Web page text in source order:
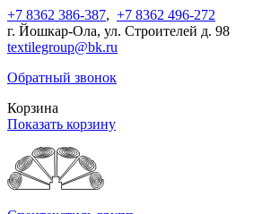
+7 8362 386-387, +7 8362 496-272
г. Йошкар-Ола, ул. Строителей д. 98
textilegroup@bk.ru
Обратный звонок
Корзина
Показать корзину